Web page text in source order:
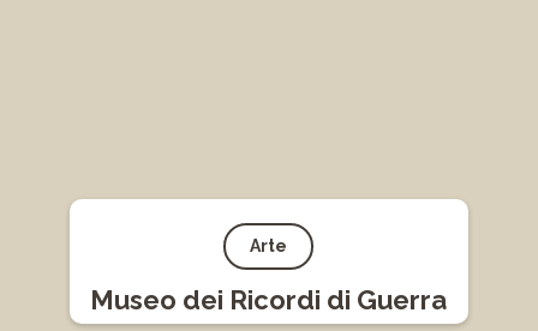
Arte
Museo dei Ricordi di Guerra